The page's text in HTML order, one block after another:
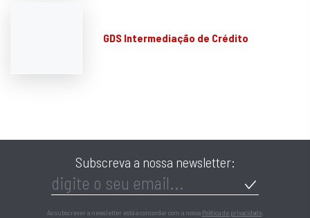
GDS Intermediação de Crédito
Subscreva a nossa newsletter:
Ao subscrever a newsletter está a concordar com a nossa Política de privacidade.